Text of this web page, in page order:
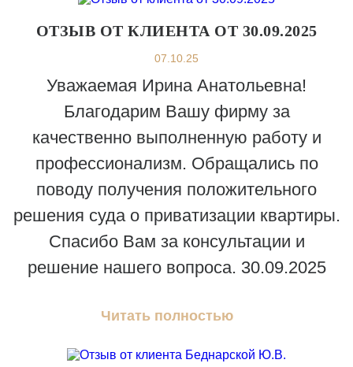
ОТЗЫВ ОТ КЛИЕНТА ОТ 30.09.2025
07.10.25
Уважаемая Ирина Анатольевна!
Благодарим Вашу фирму за
качественно выполненную работу и
профессионализм. Обращались по
поводу получения положительного
решения суда о приватизации квартиры.
Спасибо Вам за консультации и
решение нашего вопроса. 30.09.2025
Читать полностью